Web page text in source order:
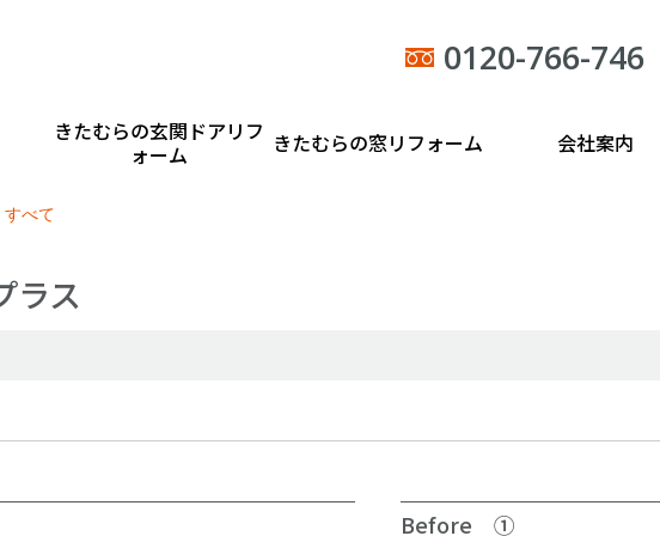
0120-766-746
きたむらの玄関ドアリフ
ォーム
きたむらの窓リフォーム 会社案内
すべて
ラス
Before ①